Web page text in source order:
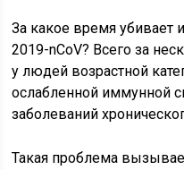
За какое время убивает
2019-nCoV? Всего за
у людей возрастной
ослабленной иммунной
заболеваний
Такая проблема